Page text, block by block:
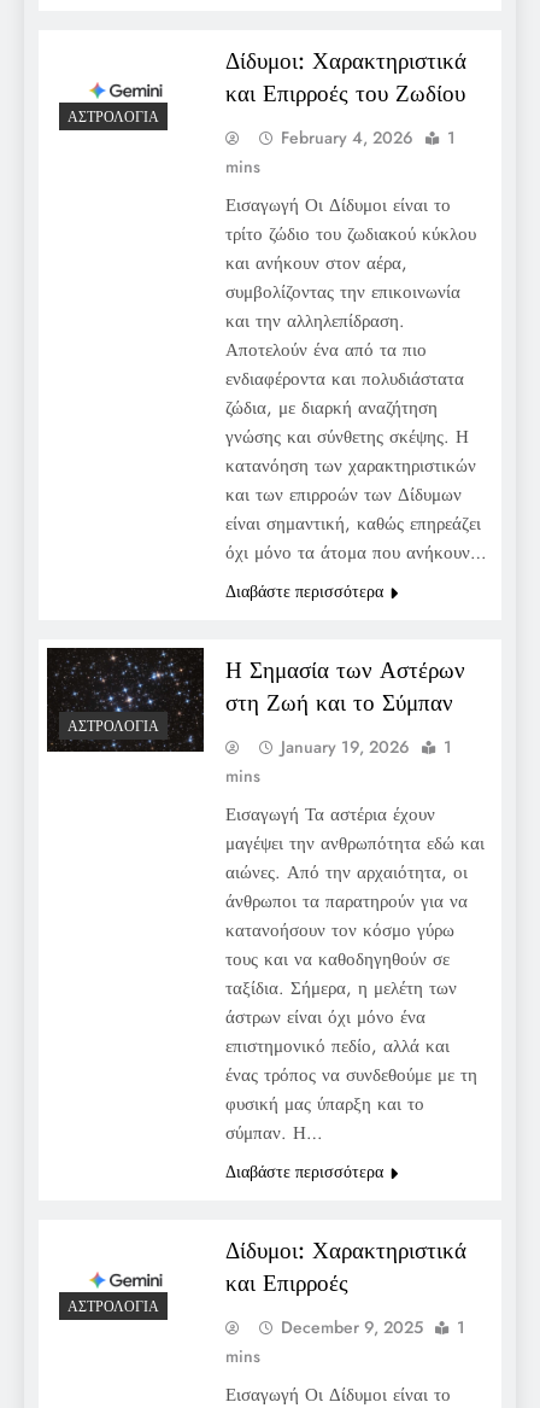
ΑΣΤΡΟΛΟΓΊΑ
Δίδυμοι: Χαρακτηριστικά
και Επιρροές του Ζωδίου
February 4, 2026
1
mins
Εισαγωγή Οι Δίδυμοι είναι το
τρίτο ζώδιο του ζωδιακού κύκλου
και ανήκουν στον αέρα,
συμβολίζοντας την επικοινωνία
και την αλληλεπίδραση.
Αποτελούν ένα από τα πιο
ενδιαφέροντα και πολυδιάστατα
ζώδια, με διαρκή αναζήτηση
γνώσης και σύνθετης σκέψης. Η
κατανόηση των χαρακτηριστικών
και των επιρροών των Δίδυμων
είναι σημαντική, καθώς επηρεάζει
όχι μόνο τα άτομα που ανήκουν…
Διαβάστε περισσότερα
ΑΣΤΡΟΛΟΓΊΑ
Η Σημασία των Αστέρων
στη Ζωή και το Σύμπαν
January 19, 2026
1
mins
Εισαγωγή Τα αστέρια έχουν
μαγέψει την ανθρωπότητα εδώ και
αιώνες. Από την αρχαιότητα, οι
άνθρωποι τα παρατηρούν για να
κατανοήσουν τον κόσμο γύρω
τους και να καθοδηγηθούν σε
ταξίδια. Σήμερα, η μελέτη των
άστρων είναι όχι μόνο ένα
επιστημονικό πεδίο, αλλά και
ένας τρόπος να συνδεθούμε με τη
φυσική μας ύπαρξη και το
σύμπαν. Η…
Διαβάστε περισσότερα
ΑΣΤΡΟΛΟΓΊΑ
Δίδυμοι: Χαρακτηριστικά
και Επιρροές
December 9, 2025
1
mins
Εισαγωγή Οι Δίδυμοι είναι το